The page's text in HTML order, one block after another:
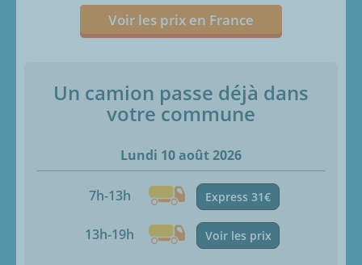
Voir les prix en France
Un camion passe déjà dans
votre commune
Lundi 10 août 2026
7h-13h Express 31€
13h-19h Voir les prix